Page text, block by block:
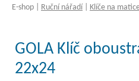
E-shop Ruční nářadí Klíče na
GOLA Klíč
22x24